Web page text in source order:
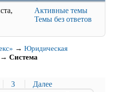
Активные темы
Темы без ответов
→Юридическая
→Система
3
Далее